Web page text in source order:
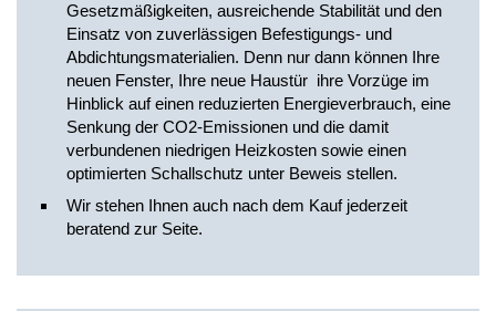
Gesetzmäßigkeiten, ausreichende Stabilität und den
Einsatz von zuverlässigen Befestigungs- und
Abdichtungsmaterialien. Denn nur dann können Ihre
neuen Fenster, Ihre neue Haustür ihre Vorzüge im
Hinblick auf einen reduzierten Energieverbrauch, eine
Senkung der CO2-Emissionen und die damit
verbundenen niedrigen Heizkosten sowie einen
optimierten Schallschutz unter Beweis stellen.
Wir stehen Ihnen auch nach dem Kauf jederzeit
beratend zur Seite.